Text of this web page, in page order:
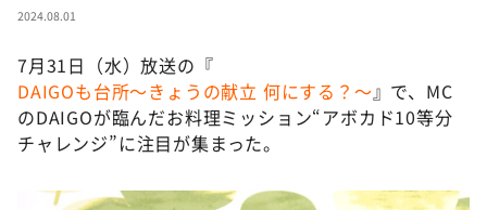
これ余談なんですけど・・・
て真剣です
探偵！ナイトスクープ
news おかえり
2024.08.01
7月31日（水）放送の『
DAIGOも台所～きょうの献立 何にする？～』で、MC
のDAIGOが臨んだお料理ミッション“アボカド10等分
チャレンジ”に注目が集まった。